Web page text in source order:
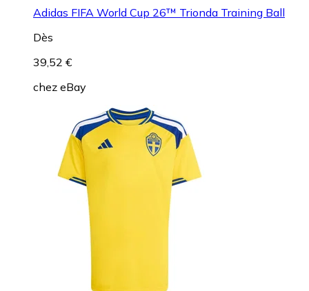
Adidas FIFA World Cup 26™ Trionda Training Ball
Dès
39,52 €
chez eBay